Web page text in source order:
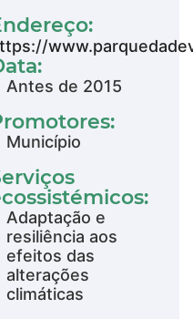
Antes de 2015
Município
Adaptação e
resiliência aos
efeitos das
alterações
climáticas